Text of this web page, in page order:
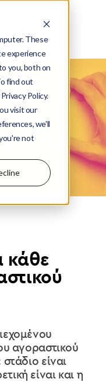
These
experience
you, both on
find out
Policy.
visit our
we'll
not
κάθε
αγοραστικού
είναι
είναι και η